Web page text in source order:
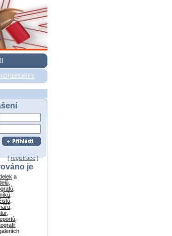
[registrace]
je
a
,